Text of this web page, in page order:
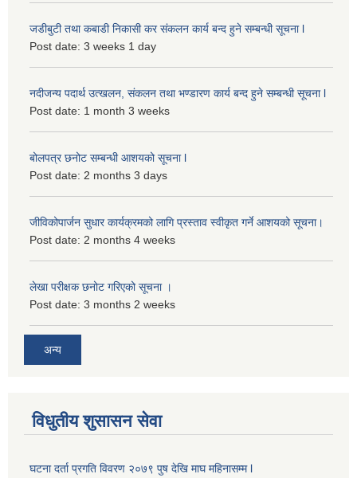
जडीबुटी तथा कबाडी निकासी कर संकलन कार्य बन्द हुने सम्बन्धी सूचना l
Post date: 3 weeks 1 day
नदीजन्य पदार्थ उत्खलन, संकलन तथा भण्डारण कार्य बन्द हुने सम्बन्धी सूचना l
Post date: 1 month 3 weeks
बोलपत्र छनोट सम्बन्धी आशयको सूचना l
Post date: 2 months 3 days
जीविकोपार्जन सुधार कार्यक्रमको लागि प्रस्ताव स्वीकृत गर्ने आशयको सूचना।
Post date: 2 months 4 weeks
लेखा परीक्षक छनोट गरिएको सूचना ।
Post date: 3 months 2 weeks
अन्य
विधुतीय शुसासन सेवा
घटना दर्ता प्रगति विवरण २०७९ पुष देखि माघ महिनासम्म l